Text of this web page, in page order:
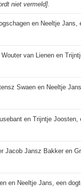
niet vermeld].
en Neeltje Jans,
van Lienen en
Swaen en Neeltje
en Trijntje Joosten,
Jacob Jansz Bakker en
en Neeltje Jans, een